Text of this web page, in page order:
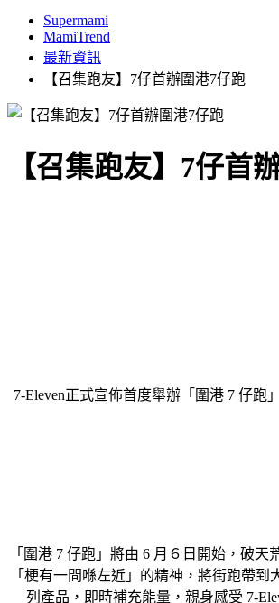
Supermami
MamiTrend
最新資訊
【召集跑友】7仔首辦圍港7仔跑
【召集跑友】7仔首
7-Eleven正式宣佈首度舉辦「圍港 7 仔
「圍港 7 仔跑」將由 6 月６日開始，破
「 梗有一間喺左近」的精神，將街跑帶到
列產品，即時補充能量，親身感受 7-